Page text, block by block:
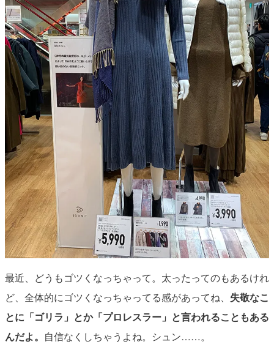
最近、どうもゴツくなっちゃって。太ったってのもあるけれ
ど、全体的にゴツくなっちゃってる感があってね、 失敬なこ
とに「ゴリラ」とか「プロレスラー」と言われることもある
んだよ。 自信なくしちゃうよね。シュン……。